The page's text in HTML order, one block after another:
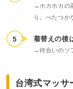
→ホカホカの
り。べたつか
着替えの後
→待合いのソ
台湾式マッサ